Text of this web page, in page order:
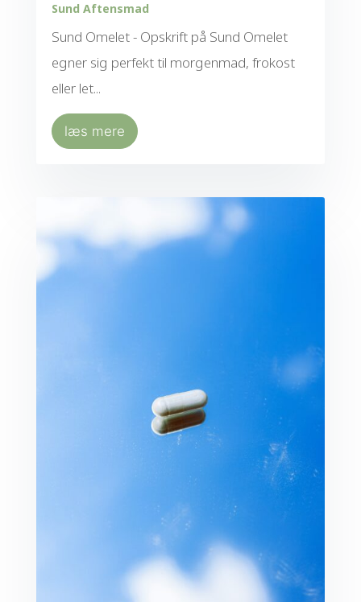
Sund Aftensmad
Sund Omelet - Opskrift på Sund Omelet
egner sig perfekt til morgenmad, frokost
eller let...
læs mere